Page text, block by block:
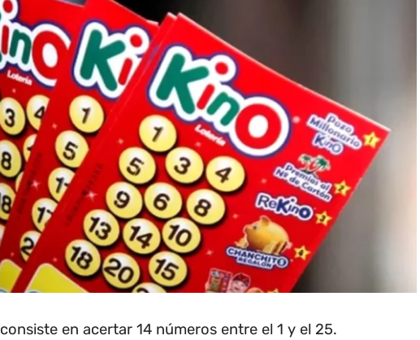
consiste en acertar 14 números entre el 1 y el 25.